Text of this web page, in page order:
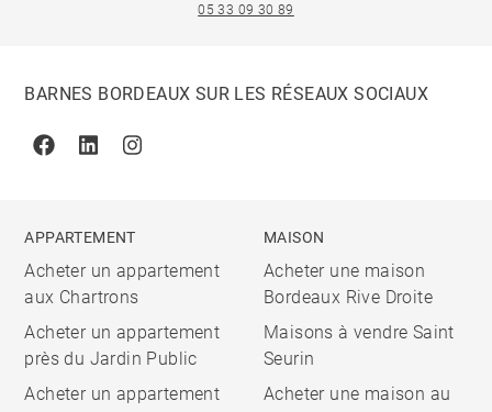
05 33 09 30 89
BARNES BORDEAUX SUR LES RÉSEAUX SOCIAUX
FacebookLinkedinInstagram
APPARTEMENT
Acheter un appartement
aux Chartrons
Acheter un appartement
près du Jardin Public
Acheter un appartement
MAISON
Acheter une maison
Bordeaux Rive Droite
Maisons à vendre Saint
Seurin
Acheter une maison au